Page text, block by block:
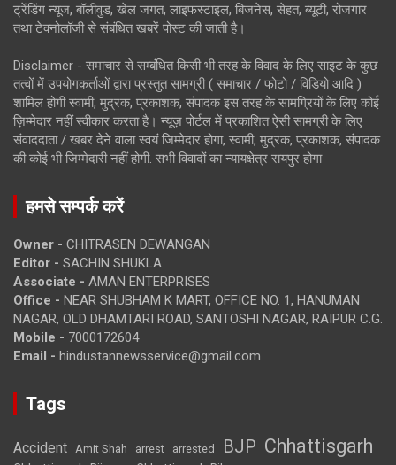
ट्रेंडिंग न्यूज, बॉलीवुड, खेल जगत, लाइफस्टाइल, बिजनेस, सेहत, ब्यूटी, रोजगार
तथा टेक्नोलॉजी से संबंधित खबरें पोस्ट की जाती है।
Disclaimer - समाचार से सम्बंधित किसी भी तरह के विवाद के लिए साइट के कुछ
तत्वों में उपयोगकर्ताओं द्वारा प्रस्तुत सामग्री ( समाचार / फोटो / विडियो आदि )
शामिल होगी स्वामी, मुद्रक, प्रकाशक, संपादक इस तरह के सामग्रियों के लिए कोई
ज़िम्मेदार नहीं स्वीकार करता है। न्यूज़ पोर्टल में प्रकाशित ऐसी सामग्री के लिए
संवाददाता / खबर देने वाला स्वयं जिम्मेदार होगा, स्वामी, मुद्रक, प्रकाशक, संपादक
की कोई भी जिम्मेदारी नहीं होगी. सभी विवादों का न्यायक्षेत्र रायपुर होगा
हमसे सम्पर्क करें
Owner - CHITRASEN DEWANGAN
Editor - SACHIN SHUKLA
Associate - AMAN ENTERPRISES
Office - NEAR SHUBHAM K MART, OFFICE NO. 1, HANUMAN
NAGAR, OLD DHAMTARI ROAD, SANTOSHI NAGAR, RAIPUR C.G.
Mobile - 7000172604
Email - hindustannewsservice@gmail.com
Tags
Accident Amit Shah arrest arrested BJP Chhattisgarh